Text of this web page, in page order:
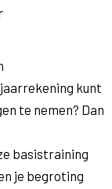
kunt
te nemen? Dan
basistraining
je begroting